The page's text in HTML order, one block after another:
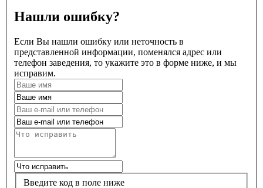
Нашли ошибку?
Если Вы нашли ошибку или неточность в
представленной информации, поменялся адрес или
телефон заведения, то укажите это в форме ниже, и мы
исправим.
Введите код в поле ниже